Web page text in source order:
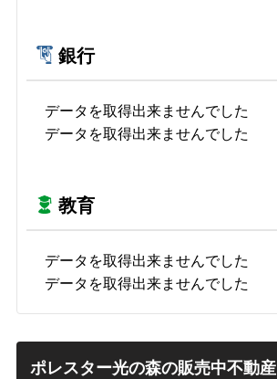
銀行
データを取得出来ませんでした
データを取得出来ませんでした
教育
データを取得出来ませんでした
データを取得出来ませんでした
ポレスター光の森の販売中不動産